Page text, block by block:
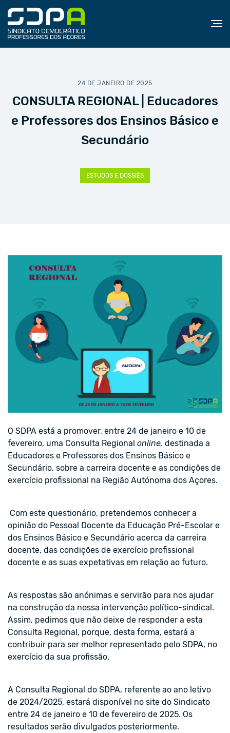
24 DE JANEIRO DE 2025
CONSULTA REGIONAL | Educadores
e Professores dos Ensinos Básico e
Secundário
ESTUDOS E DOSSIÊS
O SDPA está a promover, entre 24 de janeiro e 10 de
fevereiro, uma Consulta Regional online, destinada a
Educadores e Professores dos Ensinos Básico e
Secundário, sobre a carreira docente e as condições de
exercício profissional na Região Autónoma dos Açores.
Com este questionário, pretendemos conhecer a
opinião do Pessoal Docente da Educação Pré-Escolar e
dos Ensinos Básico e Secundário acerca da carreira
docente, das condições de exercício profissional
docente e as suas expetativas em relação ao futuro.
As respostas são anónimas e servirão para nos ajudar
na construção da nossa intervenção político-sindical.
Assim, pedimos que não deixe de responder a esta
Consulta Regional, porque, desta forma, estará a
contribuir para ser melhor representado pelo SDPA, no
exercício da sua profissão.
A Consulta Regional do SDPA, referente ao ano letivo
de 2024/2025, estará disponível no site do Sindicato
entre 24 de janeiro e 10 de fevereiro de 2025. Os
resultados serão divulgados posteriormente.